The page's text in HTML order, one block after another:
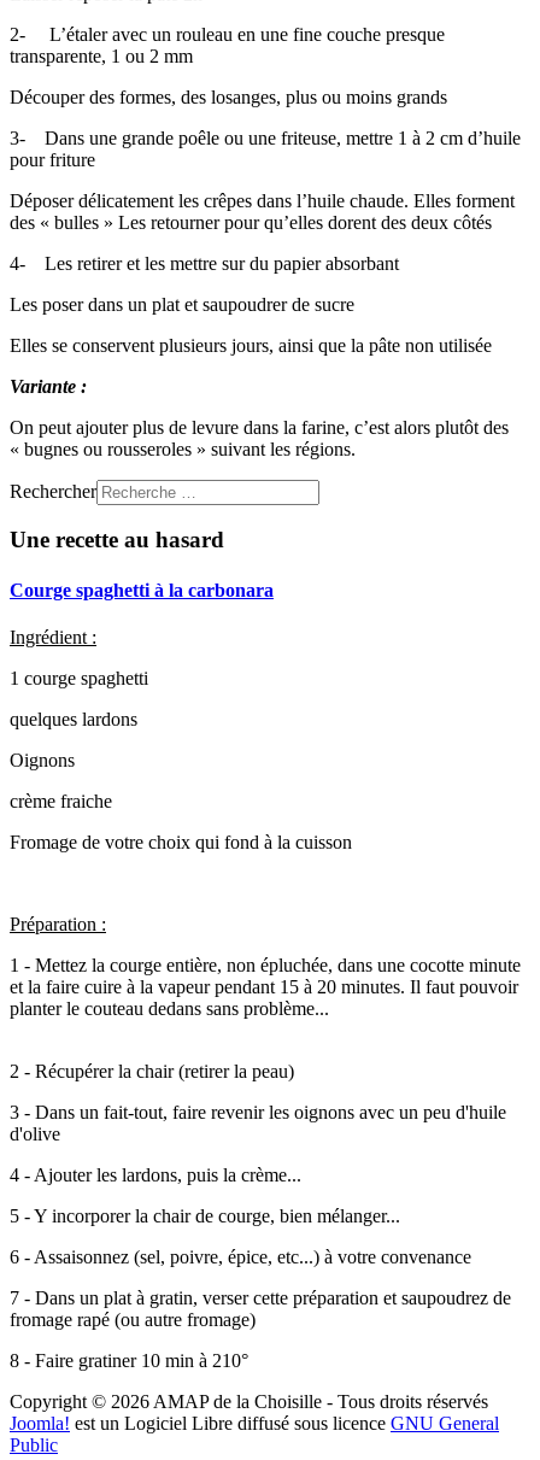
2- L’étaler avec un rouleau en une fine couche presque
transparente, 1 ou 2 mm
Découper des formes, des losanges, plus ou moins grands
3- Dans une grande poêle ou une friteuse, mettre 1 à 2 cm d’huile
pour friture
Déposer délicatement les crêpes dans l’huile chaude. Elles forment
des « bulles » Les retourner pour qu’elles dorent des deux côtés
4- Les retirer et les mettre sur du papier absorbant
Les poser dans un plat et saupoudrer de sucre
Elles se conservent plusieurs jours, ainsi que la pâte non utilisée
Variante :
On peut ajouter plus de levure dans la farine, c’est alors plutôt des
« bugnes ou rousseroles » suivant les régions.
Rechercher
Une recette au hasard
Courge spaghetti à la carbonara
Ingrédient :
1 courge spaghetti
quelques lardons
Oignons
crème fraiche
Fromage de votre choix qui fond à la cuisson
Préparation :
1 - Mettez la courge entière, non épluchée, dans une cocotte minute
et la faire cuire à la vapeur pendant 15 à 20 minutes. Il faut pouvoir
planter le couteau dedans sans problème...
2 - Récupérer la chair (retirer la peau)
3 - Dans un fait-tout, faire revenir les oignons avec un peu d'huile
d'olive
4 - Ajouter les lardons, puis la crème...
5 - Y incorporer la chair de courge, bien mélanger...
6 - Assaisonnez (sel, poivre, épice, etc...) à votre convenance
7 - Dans un plat à gratin, verser cette préparation et saupoudrez de
fromage rapé (ou autre fromage)
8 - Faire gratiner 10 min à 210°
Copyright © 2026 AMAP de la Choisille - Tous droits réservés
Joomla! est un Logiciel Libre diffusé sous licence GNU General
Public